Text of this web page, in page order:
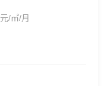
元/㎡/月